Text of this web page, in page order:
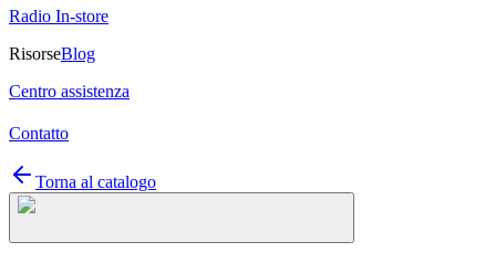
Radio In-store
RisorseBlog
Centro assistenza
Contatto
Torna al catalogo